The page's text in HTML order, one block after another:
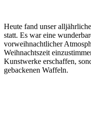
Heute fand unser
statt. Es war eine
vorweihnachtlicher
Weihnachtszeit
Kunstwerke erschaffen,
gebackenen Waffeln.